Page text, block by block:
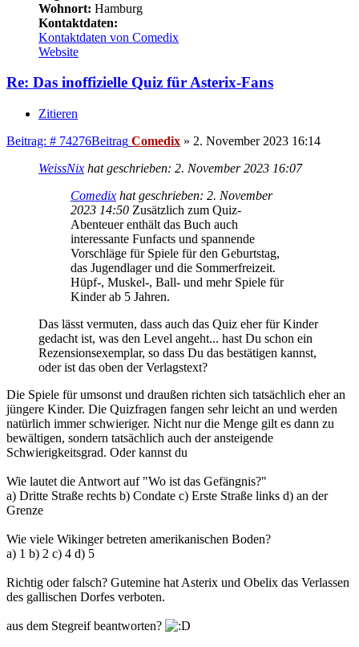
Wohnort: Hamburg
Kontaktdaten:
Kontaktdaten von Comedix
Website
Re: Das inoffizielle Quiz für Asterix-Fans
Zitieren
Beitrag: # 74276Beitrag Comedix » 2. November 2023 16:14
WeissNix hat geschrieben: 2. November 2023 16:07
Comedix hat geschrieben: 2. November
2023 14:50 Zusätzlich zum Quiz-
Abenteuer enthält das Buch auch
interessante Funfacts und spannende
Vorschläge für Spiele für den Geburtstag,
das Jugendlager und die Sommerfreizeit.
Hüpf-, Muskel-, Ball- und mehr Spiele für
Kinder ab 5 Jahren.
Das lässt vermuten, dass auch das Quiz eher für Kinder
gedacht ist, was den Level angeht... hast Du schon ein
Rezensionsexemplar, so dass Du das bestätigen kannst,
oder ist das oben der Verlagstext?
Die Spiele für umsonst und draußen richten sich tatsächlich eher an
jüngere Kinder. Die Quizfragen fangen sehr leicht an und werden
natürlich immer schwieriger. Nicht nur die Menge gilt es dann zu
bewältigen, sondern tatsächlich auch der ansteigende
Schwierigkeitsgrad. Oder kannst du
Wie lautet die Antwort auf "Wo ist das Gefängnis?"
a) Dritte Straße rechts b) Condate c) Erste Straße links d) an der
Grenze
Wie viele Wikinger betreten amerikanischen Boden?
a) 1 b) 2 c) 4 d) 5
Richtig oder falsch? Gutemine hat Asterix und Obelix das Verlassen
des gallischen Dorfes verboten.
aus dem Stegreif beantworten?